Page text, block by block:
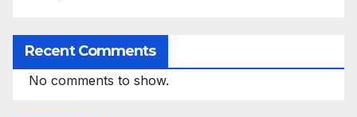
Recent Comments
No comments to show.